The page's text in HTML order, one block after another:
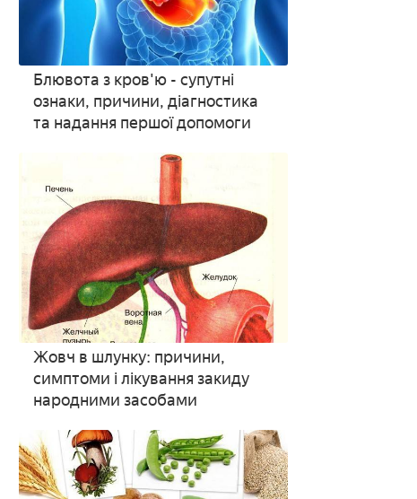
Блювота з кров'ю - супутні
ознаки, причини, діагностика
та надання першої допомоги
Жовч в шлунку: причини,
симптоми і лікування закиду
народними засобами